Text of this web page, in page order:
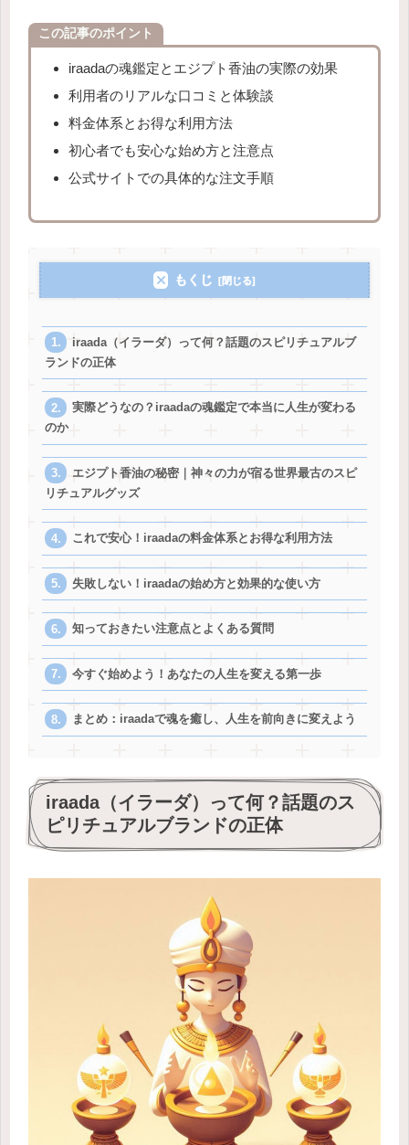
この記事のポイント
iraadaの魂鑑定とエジプト香油の実際の効果
利用者のリアルな口コミと体験談
料金体系とお得な利用方法
初心者でも安心な始め方と注意点
公式サイトでの具体的な注文手順
もくじ
iraada（イラーダ）って何？話題のスピリチュアルブ
ランドの正体
実際どうなの？iraadaの魂鑑定で本当に人生が変わる
のか
エジプト香油の秘密｜神々の力が宿る世界最古のスピ
リチュアルグッズ
これで安心！iraadaの料金体系とお得な利用方法
失敗しない！iraadaの始め方と効果的な使い方
知っておきたい注意点とよくある質問
今すぐ始めよう！あなたの人生を変える第一歩
まとめ：iraadaで魂を癒し、人生を前向きに変えよう
iraada（イラーダ）って何？話題のス
ピリチュアルブランドの正体